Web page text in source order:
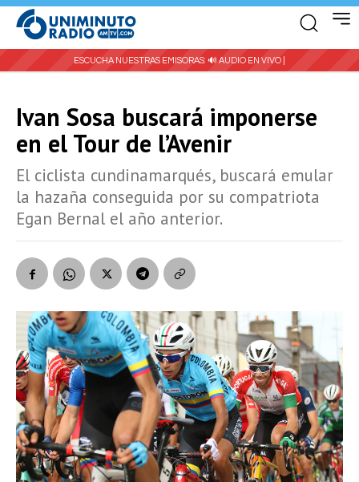
ESCUCHA NUESTRAS EMISORAS: 🔊 AUDIO EN VIVO |
Ivan Sosa buscará imponerse
en el Tour de l’Avenir
El ciclista cundinamarqués, buscará emular
la hazaña conseguida por su compatriota
Egan Bernal el año anterior.